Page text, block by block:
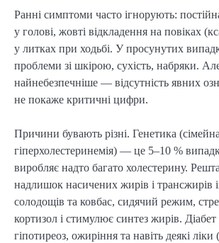
Ранні симптоми часто ігнорують:
у голові, жовті відкладення на повіках
у литках при ходьбі. У просунутих
проблеми зі шкірою, сухість, набряки.
найнебезпечніше — відсутність явних
не покаже критичні цифри.
Причини бувають різні. Генетика (сімейна
гіперхолестеринемія) — це 5–10 %
виробляє надто багато холестерину.
надлишок насичених жирів і трансжирів
солодощів та ковбас, сидячий режим,
кортизол і стимулює синтез жирів. Діабет
гіпотиреоз, ожиріння та навіть деякі